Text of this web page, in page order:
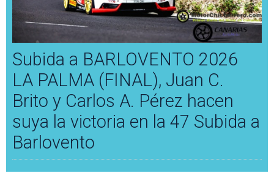
Subida a BARLOVENTO 2026
LA PALMA (FINAL), Juan C.
Brito y Carlos A. Pérez hacen
suya la victoria en la 47 Subida a
Barlovento